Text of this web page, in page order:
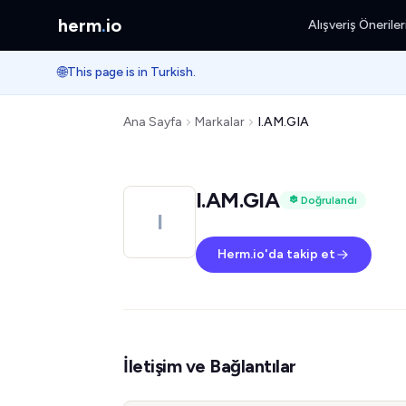
herm.io Alışveriş Önerileri
🌐This page is in Turkish.
Ana Sayfa Markalar I.AM.GIA
I
I.AM.GIA Doğrulandı
Herm.io'da takip et
İletişim ve Bağlantılar